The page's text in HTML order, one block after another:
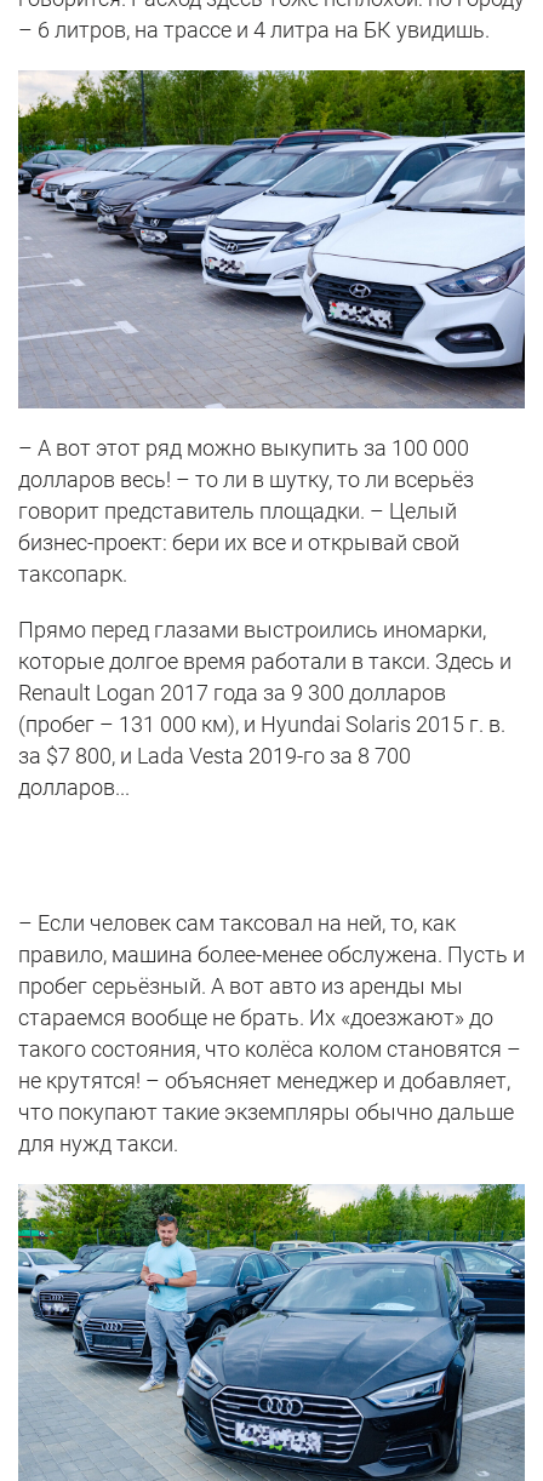
– 6 литров, на трассе и 4 литра на БК увидишь.
– А вот этот ряд можно выкупить за 100 000
долларов весь! – то ли в шутку, то ли всерьёз
говорит представитель площадки. – Целый
бизнес-проект: бери их все и открывай свой
таксопарк.
Прямо перед глазами выстроились иномарки,
которые долгое время работали в такси. Здесь и
Renault Logan 2017 года за 9 300 долларов
(пробег – 131 000 км), и Hyundai Solaris 2015 г. в.
за $7 800, и Lada Vesta 2019-го за 8 700
долларов...
– Если человек сам таксовал на ней, то, как
правило, машина более-менее обслужена. Пусть и
пробег серьёзный. А вот авто из аренды мы
стараемся вообще не брать. Их «доезжают» до
такого состояния, что колёса колом становятся –
не крутятся! – объясняет менеджер и добавляет,
что покупают такие экземпляры обычно дальше
для нужд такси.